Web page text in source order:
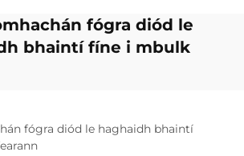
fógra diód le
bhaintí fíne i mbulk
fógra diód le haghaidh bhaintí